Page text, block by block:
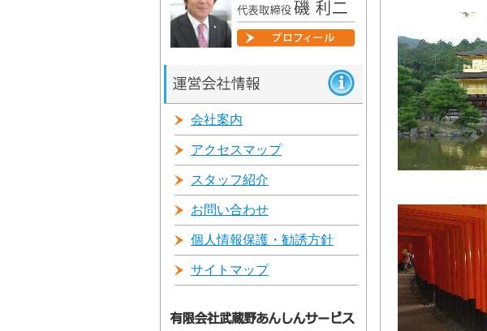
会社案内
アクセスマップ
スタッフ紹介
お問い合わせ
個人情報保護・勧誘方針
サイトマップ